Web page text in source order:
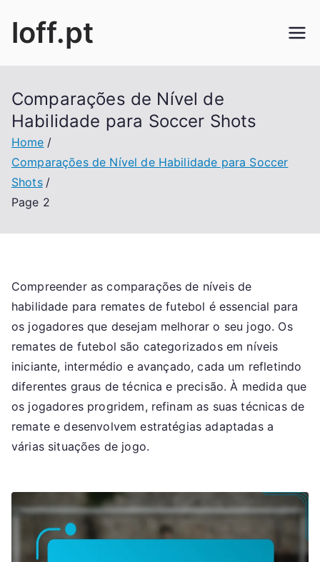
loff.pt
Comparações de Nível de
Habilidade para Soccer Shots
Home
Comparações de Nível de Habilidade para Soccer
Shots
Page 2
Compreender as comparações de níveis de
habilidade para remates de futebol é essencial para
os jogadores que desejam melhorar o seu jogo. Os
remates de futebol são categorizados em níveis
iniciante, intermédio e avançado, cada um refletindo
diferentes graus de técnica e precisão. À medida que
os jogadores progridem, refinam as suas técnicas de
remate e desenvolvem estratégias adaptadas a
várias situações de jogo.